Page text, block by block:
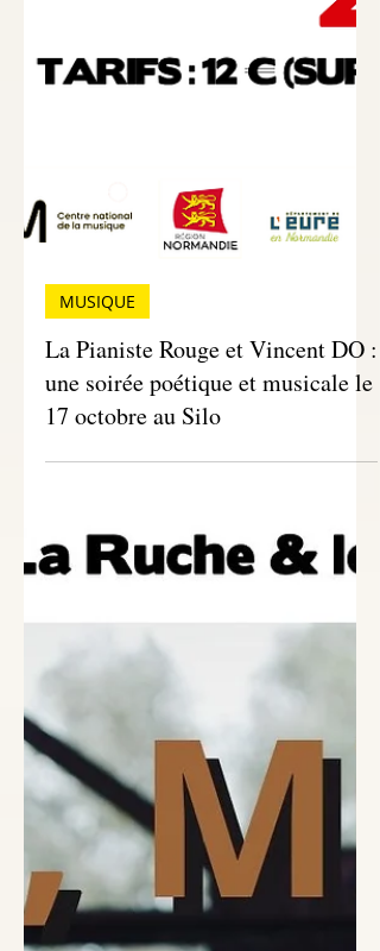
MUSIQUE
La Pianiste Rouge et Vincent DO :
17 octobre au Silo